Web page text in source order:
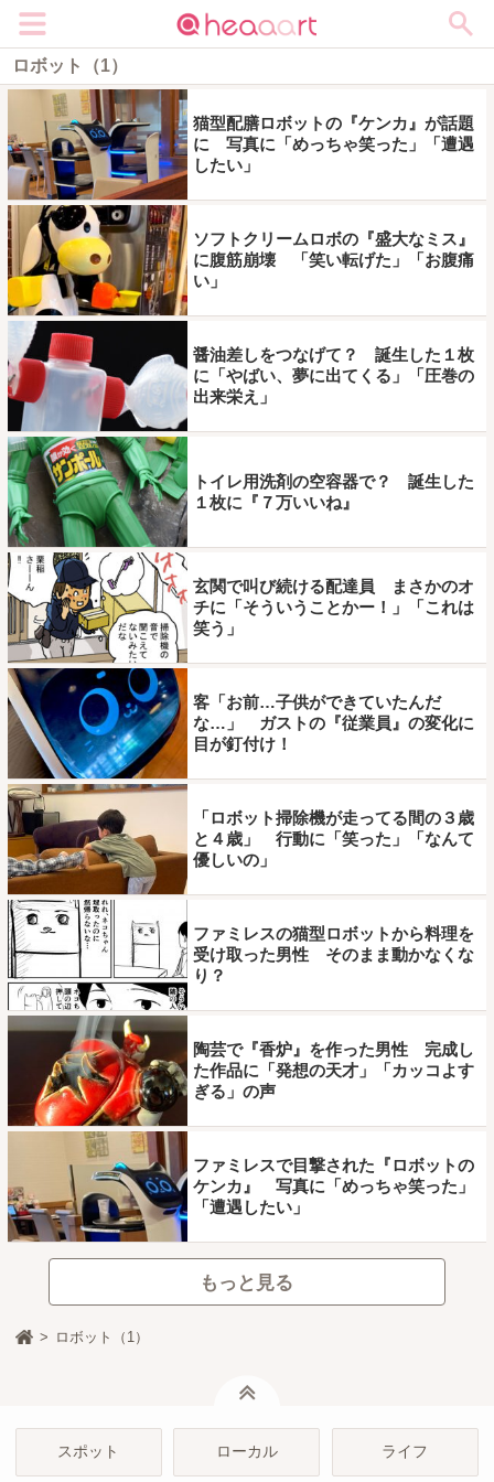
ロボット（1）
猫型配膳ロボットの『ケンカ』が話題
に 写真に「めっちゃ笑った」「遭遇
したい」
ソフトクリームロボの『盛大なミス』
に腹筋崩壊 「笑い転げた」「お腹痛
い」
醤油差しをつなげて？ 誕生した１枚
に「やばい、夢に出てくる」「圧巻の
出来栄え」
トイレ用洗剤の空容器で？ 誕生した
１枚に『７万いいね』
玄関で叫び続ける配達員 まさかのオ
チに「そういうことかー！」「これは
笑う」
客「お前…子供ができていたんだ
な…」 ガストの『従業員』の変化に
目が釘付け！
「ロボット掃除機が走ってる間の３歳
と４歳」 行動に「笑った」「なんて
優しいの」
ファミレスの猫型ロボットから料理を
受け取った男性 そのまま動かなくな
り？
陶芸で『香炉』を作った男性 完成し
た作品に「発想の天才」「カッコよす
ぎる」の声
ファミレスで目撃された『ロボットの
ケンカ』 写真に「めっちゃ笑った」
「遭遇したい」
もっと見る
ロボット（1）
スポット ローカル ライフ